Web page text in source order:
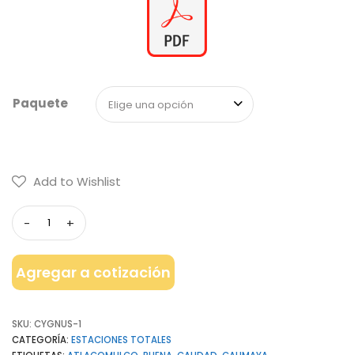
Paquete Elige una opción
Add to Wishlist
Agregar a cotización
SKU: CYGNUS-1
CATEGORÍA: ESTACIONES TOTALES